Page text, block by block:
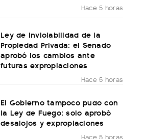
Hace 5 horas
Ley de Inviolabilidad de la
Propiedad Privada: el Senado
aprobó los cambios ante
futuras expropiaciones
Hace 5 horas
El Gobierno tampoco pudo con
la Ley de Fuego: solo aprobó
desalojos y expropiaciones
Hace 5 horas